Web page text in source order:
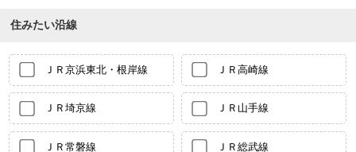
住みたい沿線
ＪＲ京浜東北・根岸線 ＪＲ高崎線
ＪＲ埼京線 ＪＲ山手線
ＪＲ常磐線 ＪＲ総武線